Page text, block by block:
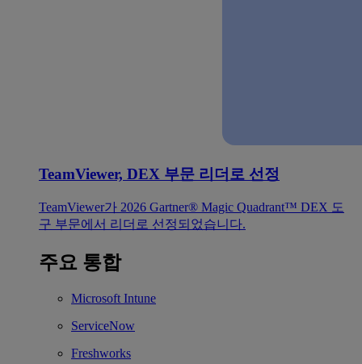
TeamViewer, DEX 부문 리더로 선정
TeamViewer가 2026 Gartner® Magic Quadrant™ DEX 도
구 부문에서 리더로 선정되었습니다.
주요 통합
Microsoft Intune
ServiceNow
Freshworks